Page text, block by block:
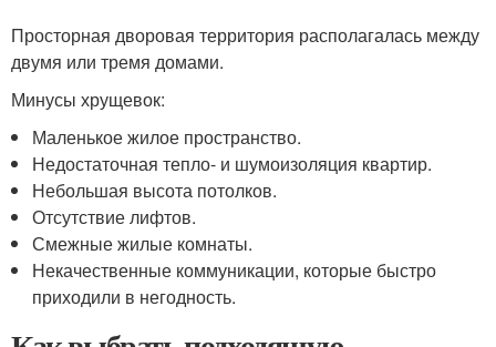
Просторная дворовая территория располагалась между
двумя или тремя домами.
Минусы хрущевок:
Маленькое жилое пространство.
Недостаточная тепло- и шумоизоляция квартир.
Небольшая высота потолков.
Отсутствие лифтов.
Смежные жилые комнаты.
Некачественные коммуникации, которые быстро
приходили в негодность.